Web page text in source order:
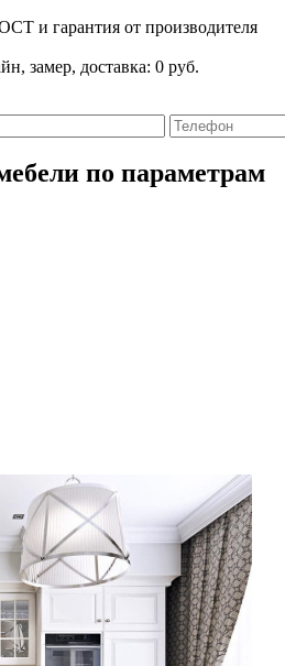
и гарантия от производителя
замер, доставка: 0 руб.
по параметрам